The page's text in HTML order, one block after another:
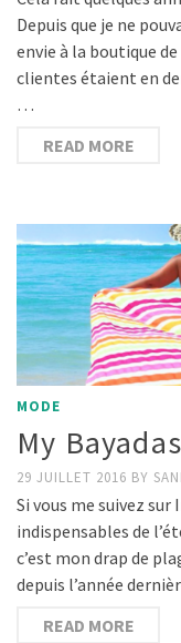
Depuis que je ne
envie à la boutique
clientes étaient en
…
READ MORE
MODE
My
29 JUILLET 2016 BY
Si vous me suivez sur
indispensables de
c’est mon drap de
depuis l’année
READ MORE